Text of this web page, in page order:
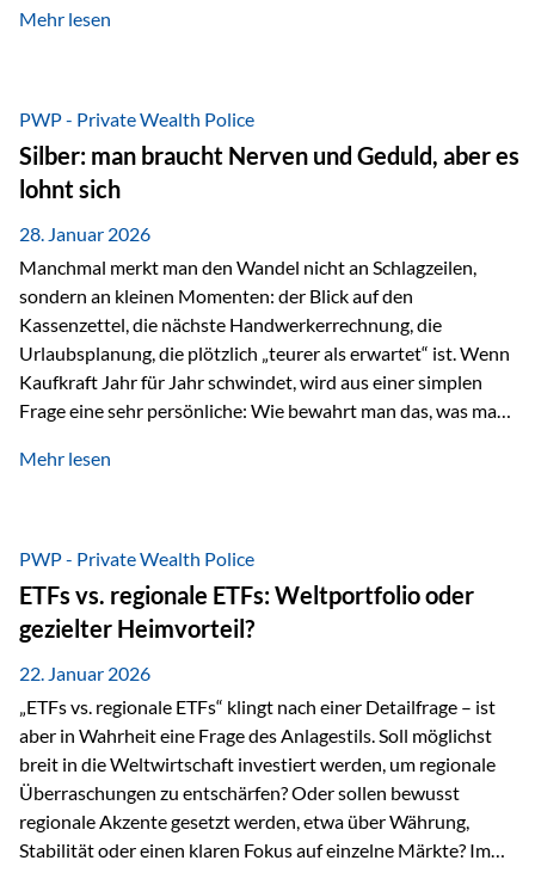
starken Anstiegen. Diese verändern jedoch nicht die
von geopolitischen Spannungen, einer stark ausgeweiteten
Geldmenge sowie strukturellen Verschiebungen an den
Kapitalmärkten geprägt ist, bleibt Gold ein bewährter Anker.
Nicht, weil…
Mehr lesen
PWP - Private Wealth Police
Silber: man braucht Nerven und Geduld, aber es
lohnt sich
28. Januar 2026
Manchmal merkt man den Wandel nicht an Schlagzeilen,
sondern an kleinen Momenten: der Blick auf den
Kassenzettel, die nächste Handwerkerrechnung, die
Urlaubsplanung, die plötzlich „teurer als erwartet“ ist. Wenn
Kaufkraft Jahr für Jahr schwindet, wird aus einer simplen
Frage eine sehr persönliche: Wie bewahrt man das, was man
Sachwerten mit einer Investition in Sachwerte zu
gerade dann, wenn Märkte nervös werden,…
Mehr lesen
PWP - Private Wealth Police
ETFs vs. regionale ETFs: Weltportfolio oder
gezielter Heimvorteil?
22. Januar 2026
„ETFs vs. regionale ETFs“ klingt nach einer Detailfrage – ist
aber in Wahrheit eine Frage des Anlagestils. Soll möglichst
breit in die Weltwirtschaft investiert werden, um regionale
Überraschungen zu entschärfen? Oder sollen bewusst
regionale Akzente gesetzt werden, etwa über Währung,
Stabilität oder einen klaren Fokus auf einzelne Märkte? Im